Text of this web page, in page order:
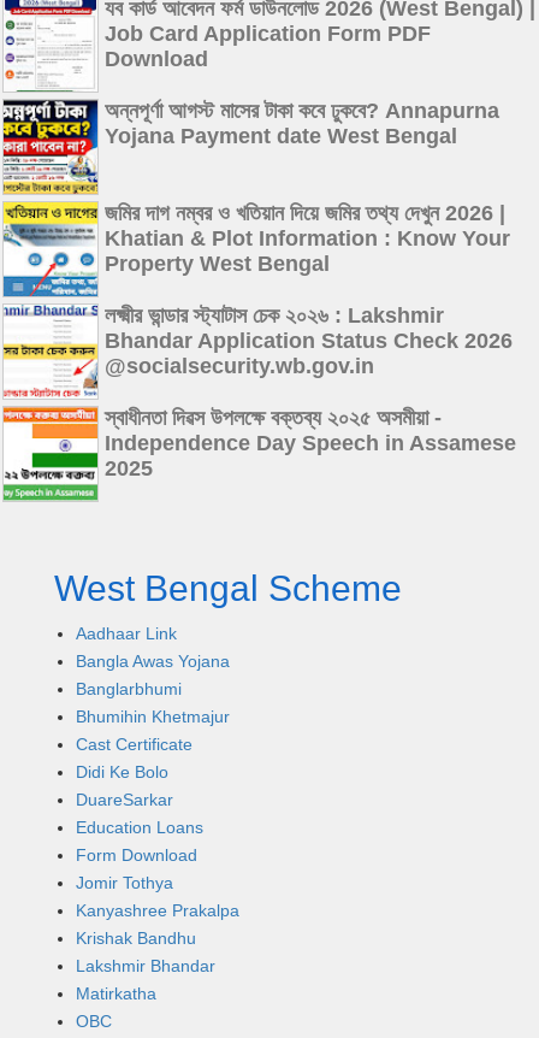
যব কার্ড আবেদন ফর্ম ডাউনলোড 2026 (West Bengal) |
Job Card Application Form PDF
Download
অন্নপূর্ণা আগস্ট মাসের টাকা কবে ঢুকবে? Annapurna
Yojana Payment date West Bengal
জমির দাগ নম্বর ও খতিয়ান দিয়ে জমির তথ্য দেখুন 2026 |
Khatian & Plot Information : Know Your
Property West Bengal
লক্ষ্মীর ভান্ডার স্ট্যাটাস চেক ২০২৬ : Lakshmir
Bhandar Application Status Check 2026
@socialsecurity.wb.gov.in
স্বাধীনতা দিৱস উপলক্ষে বক্তব্য ২০২৫ অসমীয়া -
Independence Day Speech in Assamese
2025
West Bengal Scheme
Aadhaar Link
Bangla Awas Yojana
Banglarbhumi
Bhumihin Khetmajur
Cast Certificate
Didi Ke Bolo
DuareSarkar
Education Loans
Form Download
Jomir Tothya
Kanyashree Prakalpa
Krishak Bandhu
Lakshmir Bhandar
Matirkatha
OBC